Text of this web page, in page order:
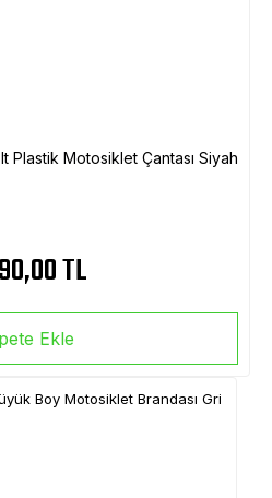
Plastik Motosiklet Çantası Siyah
TL
Ekle